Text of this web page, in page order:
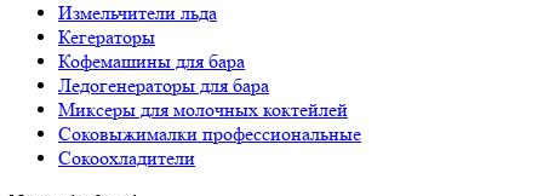
Измельчители льда
Кегераторы
Кофемашины для бара
Ледогенераторы для бара
Миксеры для молочных коктейлей
Соковыжималки профессиональные
Сокоохладители